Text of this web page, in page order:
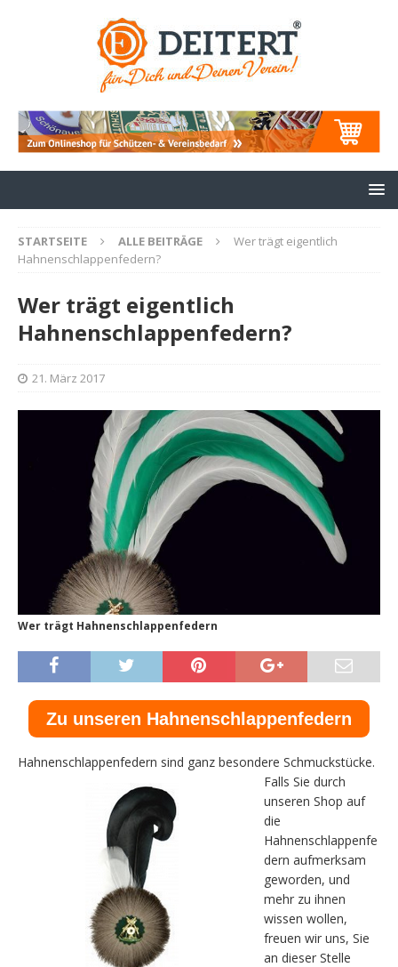
STARTSEITE ALLE BEITRÄGE
Wer trägt eigentlich
Hahnenschlappenfedern?
Wer trägt eigentlich
Hahnenschlappenfedern?
21. März 2017
Wer trägt Hahnenschlappenfedern
Zu unseren Hahnenschlappenfedern
Hahnenschlappenfedern sind ganz besondere Schmuckstücke.
Falls Sie durch
unseren Shop auf
die
Hahnenschlappenfe
dern aufmerksam
geworden, und
mehr zu ihnen
wissen wollen,
freuen wir uns, Sie
an dieser Stelle